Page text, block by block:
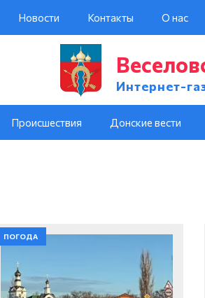
Новости Контакты О нас
Интернет-
Происшествия Донские вести
ПОГОДА